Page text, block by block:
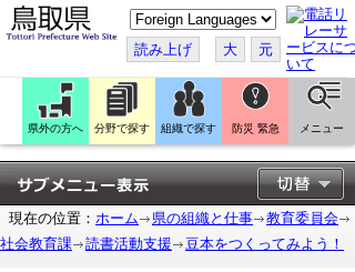
こ
の
ペ
ー
ジ
翻
訳
す
る
読み上げ 大 元
県外の方へ 分野で探す 組織で探す 防災 緊急 メニュー
現在の位置： ホーム 県の組織と仕事
教育委員会
社会教育課
読書活動支援 豆本をつくってみよう！